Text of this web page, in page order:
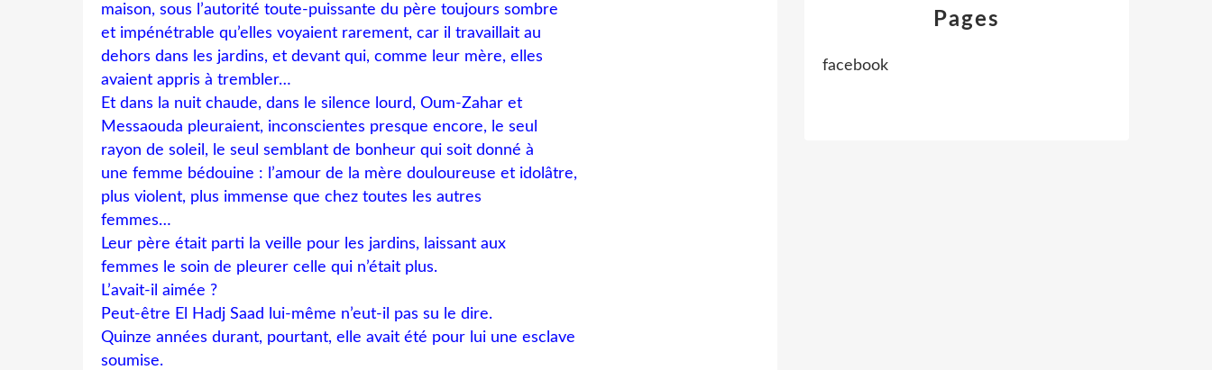
maison, sous l’autorité toute-puissante du père toujours sombre
et impénétrable qu’elles voyaient rarement, car il travaillait au
dehors dans les jardins, et devant qui, comme leur mère, elles
avaient appris à trembler…
Et dans la nuit chaude, dans le silence lourd, Oum-Zahar et
Messaouda pleuraient, inconscientes presque encore, le seul
rayon de soleil, le seul semblant de bonheur qui soit donné à
une femme bédouine : l’amour de la mère douloureuse et idolâtre,
plus violent, plus immense que chez toutes les autres
femmes…
Leur père était parti la veille pour les jardins, laissant aux
femmes le soin de pleurer celle qui n’était plus.
L’avait-il aimée ?
Peut-être El Hadj Saad lui-même n’eut-il pas su le dire.
Quinze années durant, pourtant, elle avait été pour lui une esclave
soumise.
Pages
facebook